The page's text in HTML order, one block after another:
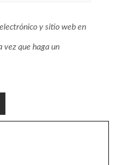
y sitio web en
vez que haga un